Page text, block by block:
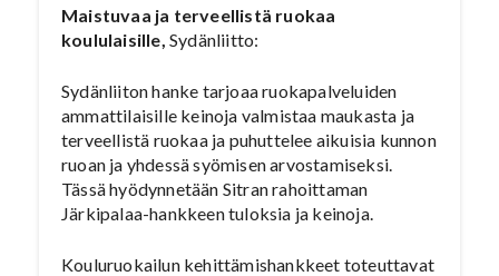
Maistuvaa ja terveellistä ruokaa
koululaisille, Sydänliitto:
Sydänliiton hanke tarjoaa ruokapalveluiden
ammattilaisille keinoja valmistaa maukasta ja
terveellistä ruokaa ja puhuttelee aikuisia kunnon
ruoan ja yhdessä syömisen arvostamiseksi.
Tässä hyödynnetään Sitran rahoittaman
Järkipalaa-hankkeen tuloksia ja keinoja.
Kouluruokailun kehittämishankkeet toteuttavat